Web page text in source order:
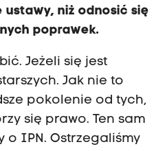
niż odnosić się
poprawek.
Jeżeli się jest
Jak nie to
pokolenie od tych,
się prawo. Ten sam
o IPN. Ostrzegaliśmy